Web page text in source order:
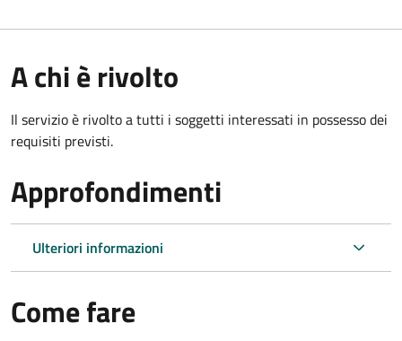
A chi è rivolto
Il servizio è rivolto a tutti i soggetti interessati in possesso dei
requisiti previsti.
Approfondimenti
Ulteriori informazioni
Come fare